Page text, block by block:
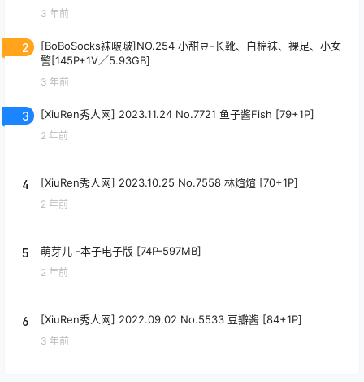
3 年前
2
[BoBoSocks袜啵啵]NO.254 小甜豆-长靴、白棉袜、裸足、小女
警[145P+1V／5.93GB]
3 年前
3 [XiuRen秀人网] 2023.11.24 No.7721 鱼子酱Fish [79+1P]
2 年前
4 [XiuRen秀人网] 2023.10.25 No.7558 林煊煊 [70+1P]
2 年前
5 萌芽儿 -本子电子版 [74P-597MB]
2 年前
6 [XiuRen秀人网] 2022.09.02 No.5533 豆瓣酱 [84+1P]
3 年前